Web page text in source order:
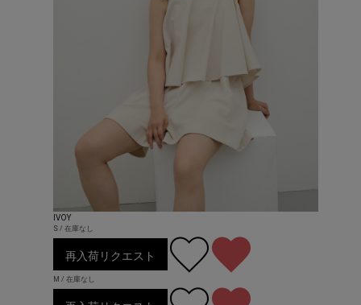
IVOY
S / 在庫なし
再入荷リクエスト
M / 在庫なし